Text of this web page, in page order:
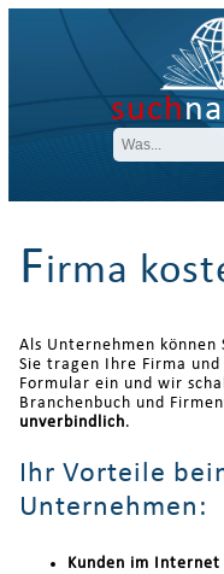
such
Firma
Als Unternehmen
Sie tragen Ihre Firma
Formular ein und wir
Branchenbuch und
unverbindlich.
Ihr Vorteile
Unternehmen:
Kunden im